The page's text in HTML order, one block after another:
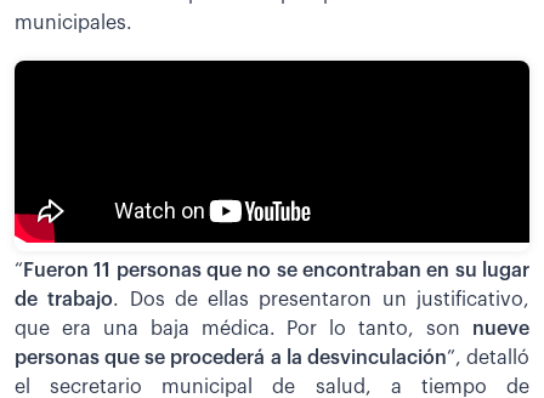
municipales.
“ Fueron 11 personas que no se encontraban en su lugar
de trabajo. Dos de ellas presentaron un justificativo,
que era una baja médica. Por lo tanto, son nueve
personas que se procederá a la desvinculación”, detalló
el secretario municipal de salud, a tiempo de